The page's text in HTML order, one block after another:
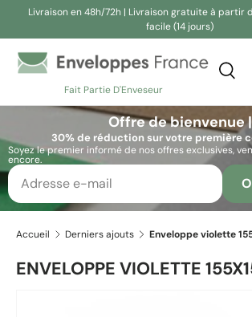
Livraison en 48h/72h | Livraison gratuite à partir
facile (14 jours)
Fait Partie D'Enveseur
Recherche
Rechercher Offre de bienvenue |
30% de réduction sur votre première
Soyez le premier informé de nos offres exclusives,
encore.
Accueil Derniers ajouts Enveloppe violette
ENVELOPPE VIOLETTE